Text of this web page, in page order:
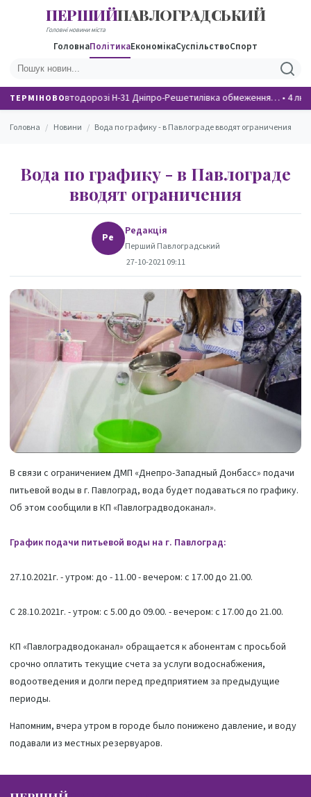
ПЕРШИЙПАВЛОГРАДСЬКИЙ
Головні новини міста
ГоловнаПолітикаЕкономікаСуспільствоСпорт
ТЕРМІНОВОНа автодорозі Н-31 Дніпро-Решетилівка обмеження… •4
Головна / Новини / Вода по графику - в Павлограде вводят ограничения
Вода по графику - в Павлограде
вводят ограничения
Ре Редакція
Перший Павлоградський
27-10-2021 09:11
В связи с ограничением ДМП «Днепро-Западный Донбасс» подачи
питьевой воды в г. Павлоград, вода будет подаваться по графику.
Об этом сообщили в КП «Павлоградводоканал».
График подачи питьевой воды на г. Павлоград:
27.10.2021г. - утром: до - 11.00 - вечером: с 17.00 до 21.00.
С 28.10.2021г. - утром: с 5.00 до 09.00. - вечером: с 17.00 до 21.00.
КП «Павлоградводоканал» обращается к абонентам с просьбой
срочно оплатить текущие счета за услуги водоснабжения,
водоотведения и долги перед предприятием за предыдущие
периоды.
Напомним, вчера утром в городе было понижено давление, и воду
подавали из местных резервуаров.